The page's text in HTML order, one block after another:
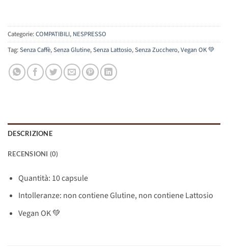
Categorie:COMPATIBILI, NESPRESSO
Tag:Senza Caffè,Senza Glutine,Senza Lattosio,Senza Zucchero,Vegan OK 💚
DESCRIZIONE
RECENSIONI (0)
Quantità: 10 capsule
Intolleranze: non contiene Glutine, non contiene Lattosio
Vegan OK 💚